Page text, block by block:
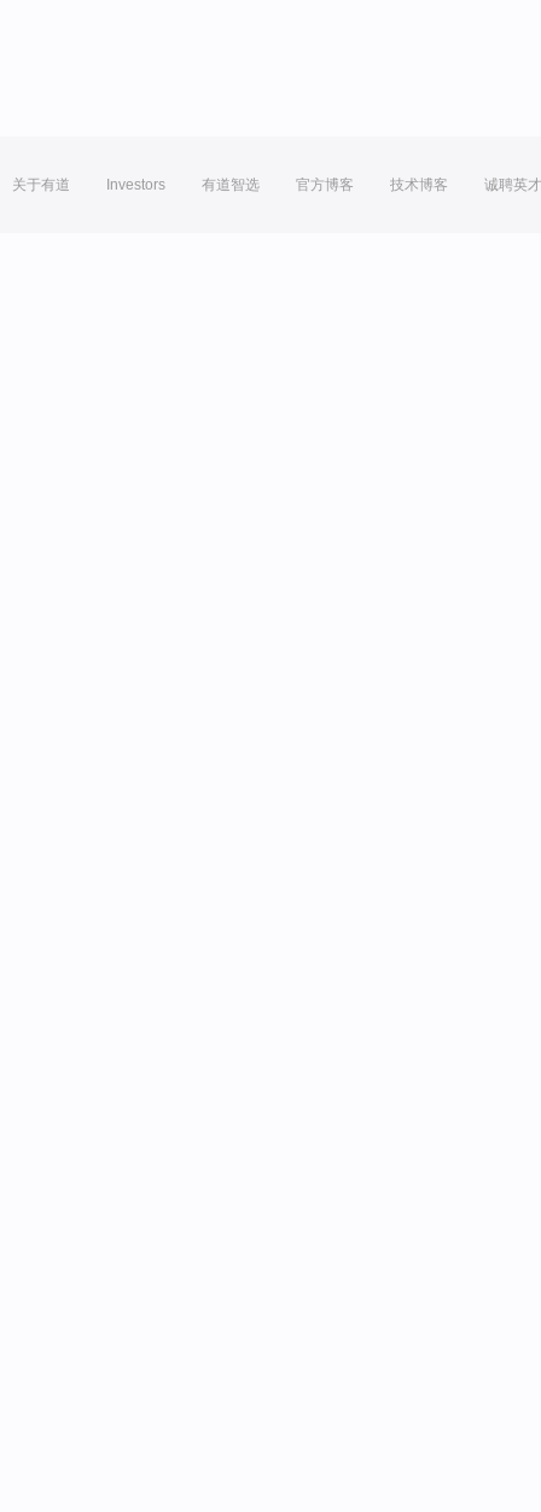
关于有道 Investors 有道智选 官方博客 技术博客 诚聘英才